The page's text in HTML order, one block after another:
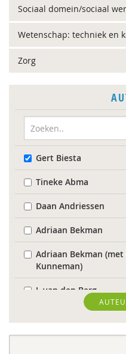
Sociaal domein/sociaal
Wetenschap: techniek en
Zorg
Gert Biesta
Tineke Abma
Daan Andriessen
Adriaan Bekman
Adriaan Bekman
Kunneman)
J. van den Berg
Theo van den Bogaart
Antoinette Bolscher